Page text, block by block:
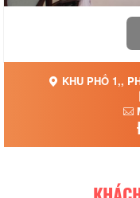
KHU PHỐ 1,,